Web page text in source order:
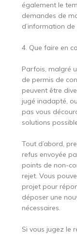
également le
demandes de
d’information de
4. Que faire en
Parfois, malgré
de permis de
peuvent être
jugé inadapté,
pas vous
solutions
Tout d’abord,
refus envoyée
points de non-
rejet. Vous
projet pour
déposer une
nécessaires.
Si vous jugez le